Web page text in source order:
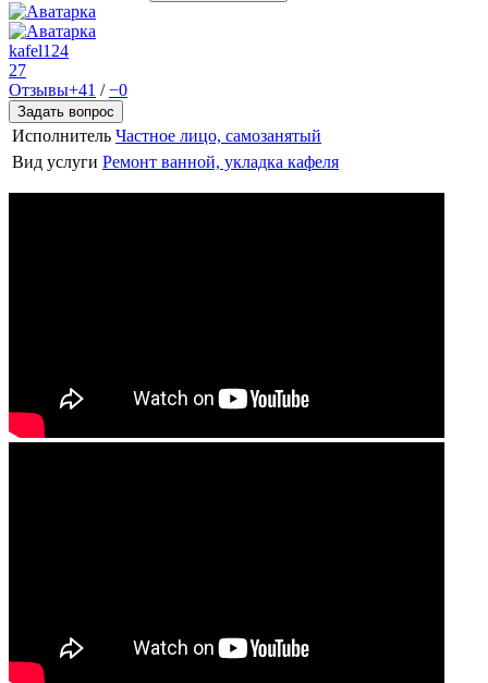
kafel124
27
Отзывы+41 /−0
Задать вопрос
Исполнитель Частное лицо, самозанятый
Вид услуги Ремонт ванной, укладка кафеля